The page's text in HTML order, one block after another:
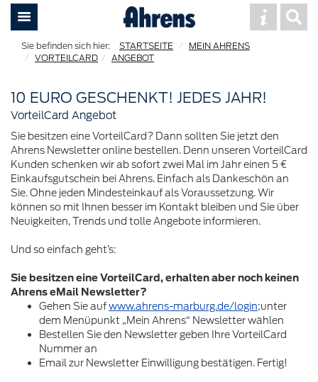
STARTSEITE
MEIN AHRENS
VORTEILCARD
ANGEBOT
10 EURO GESCHENKT! JEDES JAHR!
VorteilCard Angebot
Sie besitzen eine VorteilCard? Dann sollten Sie jetzt den
Ahrens Newsletter online bestellen. Denn unseren VorteilCard
Kunden schenken wir ab sofort zwei Mal im Jahr einen 5 €
Einkaufsgutschein bei Ahrens. Einfach als Dankeschön an
Sie. Ohne jeden Mindesteinkauf als Voraussetzung. Wir
können so mit Ihnen besser im Kontakt bleiben und Sie über
Neuigkeiten, Trends und tolle Angebote informieren.
Und so einfach geht’s:
Sie besitzen eine VorteilCard, erhalten aber noch keinen
Ahrens eMail Newsletter?
Gehen Sie aufwww.ahrens-marburg.de/login;unter
dem Menüpunkt „Mein Ahrens“ Newsletter wählen
Bestellen Sie den Newsletter geben Ihre VorteilCard
Nummer an
Email zur Newsletter Einwilligung bestätigen. Fertig!